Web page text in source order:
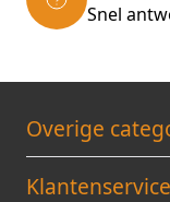
Kleur , keuze
Halve
ophangstang
Snel
Overige
Klantenservice